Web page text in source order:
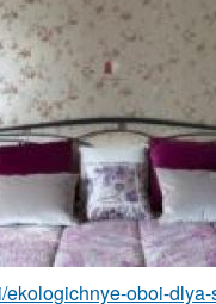
ekologichnye-oboi-